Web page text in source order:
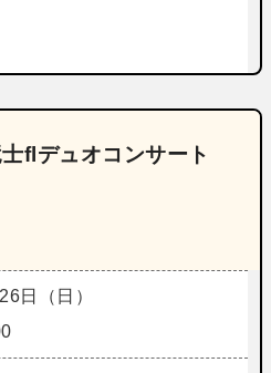
flデュオコンサート
日（日）